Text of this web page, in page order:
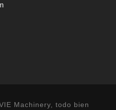
Machinery, todo bien